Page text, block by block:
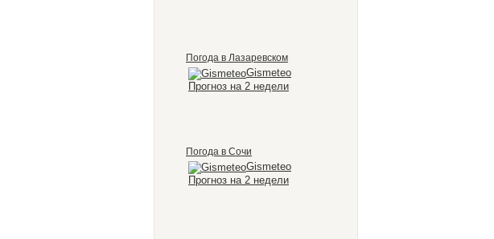
Погода в Лазаревском
Gismeteo
Прогноз на 2 недели
Погода в Сочи
Gismeteo
Прогноз на 2 недели